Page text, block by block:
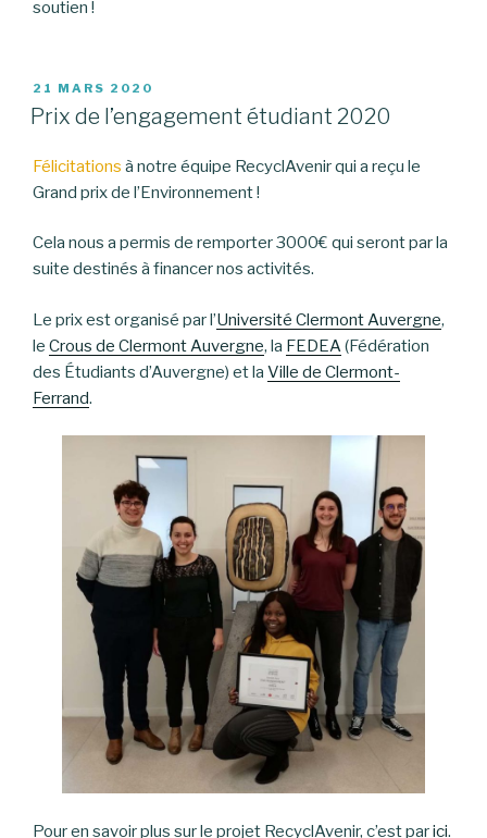
soutien !
PUBLIÉ
LE
21 MARS 2020
Prix de l’engagement étudiant 2020
Félicitations à notre équipe RecyclAvenir qui a reçu le
Grand prix de l’Environnement !
Cela nous a permis de remporter 3000€ qui seront par la
suite destinés à financer nos activités.
Le prix est organisé par l’Université Clermont Auvergne,
le Crous de Clermont Auvergne, la FEDEA(Fédération
des Étudiants d’Auvergne) et la Ville de Clermont-
Ferrand.
Pour en savoir plus sur le projet RecyclAvenir, c’est parici.